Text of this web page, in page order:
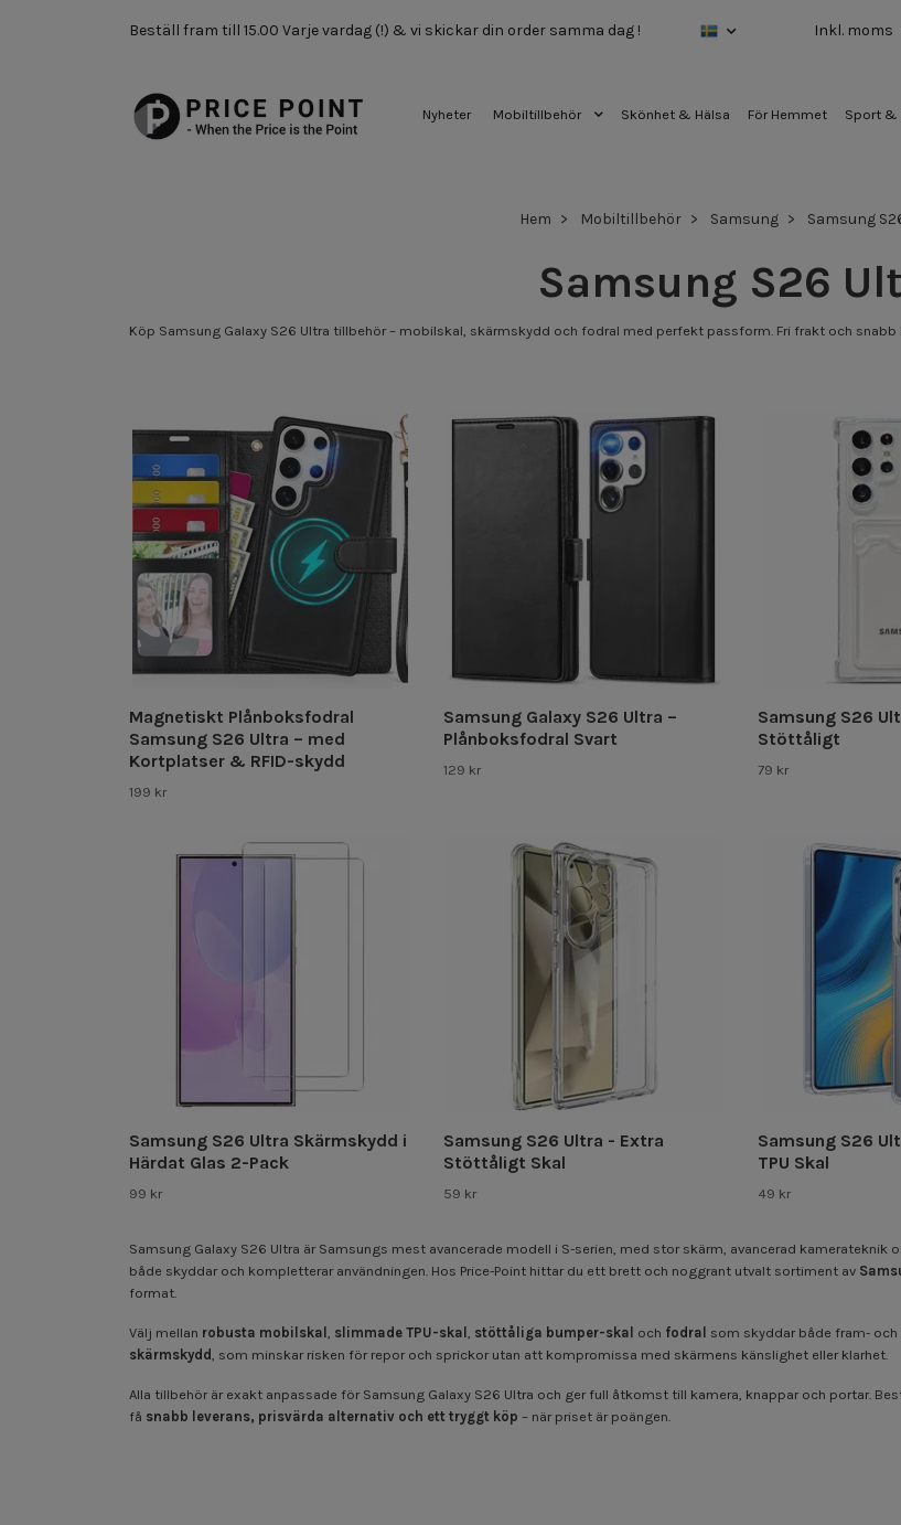
Beställ fram till 15.00 Varje vardag (!) & vi skickar din order samma dag ! Inkl. moms
Nyheter Mobiltillbehör Skönhet & Hälsa För Hemmet Sport &
Hem Mobiltillbehör Samsung Samsung
Samsung S26
Köp Samsung Galaxy S26 Ultra tillbehör – mobilskal, skärmskydd och fodral med perfekt passform. Fri frakt och snabb
Magnetiskt Plånboksfodral
Samsung S26 Ultra – med
Kortplatser & RFID-skydd
199 kr
Samsung Galaxy S26 Ultra –
Plånboksfodral Svart
129 kr
Samsung S26
Stöttåligt
79 kr
Samsung S26 Ultra Skärmskydd i
Härdat Glas 2-Pack
99 kr
Samsung S26 Ultra - Extra
Stöttåligt Skal
59 kr
Samsung S26
TPU Skal
49 kr
Samsung Galaxy S26 Ultra är Samsungs mest avancerade modell i S-serien, med stor skärm, avancerad kamerateknik
både skyddar och kompletterar användningen. Hos Price-Point hittar du ett brett och noggrant utvalt sortiment av
format.
Välj mellan robusta mobilskal slimmade TPU-skal stöttåliga bumper-skal och fodral som skyddar både fram-
skärmskydd , som minskar risken för repor och sprickor utan att kompromissa med skärmens känslighet eller klarhet.
Alla tillbehör är exakt anpassade för Samsung Galaxy S26 Ultra och ger full åtkomst till kamera, knappar och portar.
få snabb leverans, prisvärda alternativ och ett tryggt köp – när priset är poängen.